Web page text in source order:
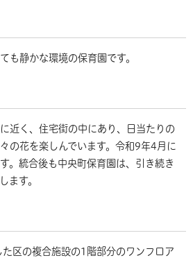
も静かな環境の保育園です。
近く、住宅街の中にあり、日当たりの
の花を楽しんでいます。令和9年4月に
。統合後も中央町保育園は、引き続き
ます。
区の複合施設の1階部分のワンフロア